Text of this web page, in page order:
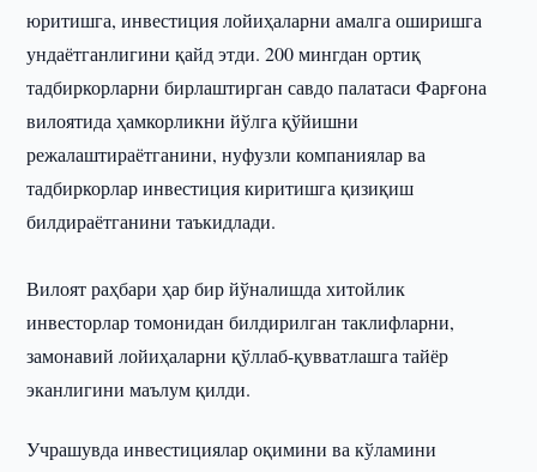
юритишга, инвестиция лойиҳаларни амалга оширишга
ундаётганлигини қайд этди. 200 мингдан ортиқ
тадбиркорларни бирлаштирган савдо палатаси Фарғона
вилоятида ҳамкорликни йўлга қўйишни
режалаштираётганини, нуфузли компаниялар ва
тадбиркорлар инвестиция киритишга қизиқиш
билдираётганини таъкидлади.
Вилоят раҳбари ҳар бир йўналишда хитойлик
инвесторлар томонидан билдирилган таклифларни,
замонавий лойиҳаларни қўллаб-қувватлашга тайёр
эканлигини маълум қилди.
Учрашувда инвестициялар оқимини ва кўламини